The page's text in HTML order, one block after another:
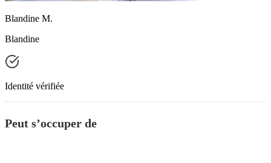
Blandine M.
Blandine
Identité vérifiée
Peut s’occuper de